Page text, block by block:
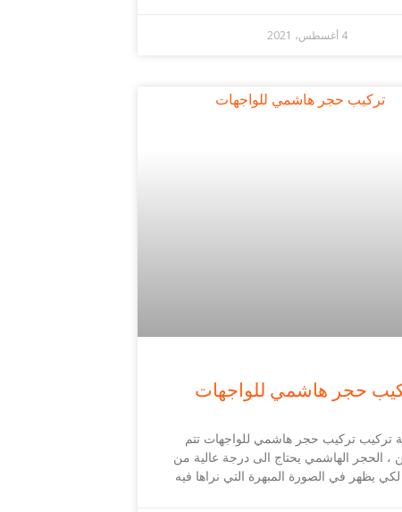
4 أغسطس، 2021
حجر هاشمي للواجهات
تركيب تركيب حجر هاشمي للواجهات تتم
، الحجر الهاشمي يحتاج الى درجة عالية من
لكي يظهر في الصورة المبهرة التي نراها فيه